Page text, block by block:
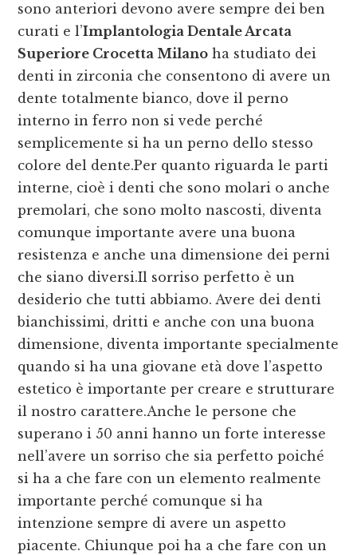
sono anteriori devono avere sempre dei ben
curati e l’Implantologia Dentale Arcata
Superiore Crocetta Milano ha studiato dei
denti in zirconia che consentono di avere un
dente totalmente bianco, dove il perno
interno in ferro non si vede perché
semplicemente si ha un perno dello stesso
colore del dente.Per quanto riguarda le parti
interne, cioè i denti che sono molari o anche
premolari, che sono molto nascosti, diventa
comunque importante avere una buona
resistenza e anche una dimensione dei perni
che siano diversi.Il sorriso perfetto è un
desiderio che tutti abbiamo. Avere dei denti
bianchissimi, dritti e anche con una buona
dimensione, diventa importante specialmente
quando si ha una giovane età dove l’aspetto
estetico è importante per creare e strutturare
il nostro carattere.Anche le persone che
superano i 50 anni hanno un forte interesse
nell’avere un sorriso che sia perfetto poiché
si ha a che fare con un elemento realmente
importante perché comunque si ha
intenzione sempre di avere un aspetto
piacente. Chiunque poi ha a che fare con un